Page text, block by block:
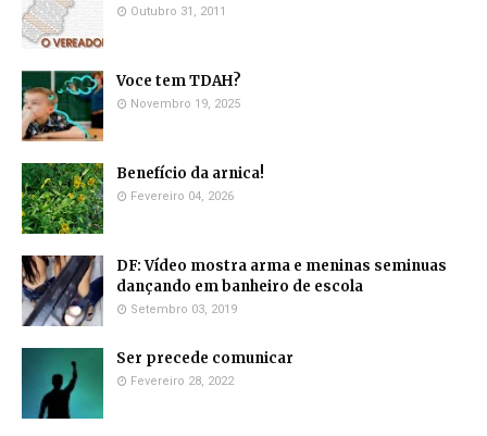
Outubro 31, 2011
Voce tem TDAH?
Novembro 19, 2025
Benefício da arnica!
Fevereiro 04, 2026
DF: Vídeo mostra arma e meninas seminuas
dançando em banheiro de escola
Setembro 03, 2019
Ser precede comunicar
Fevereiro 28, 2022